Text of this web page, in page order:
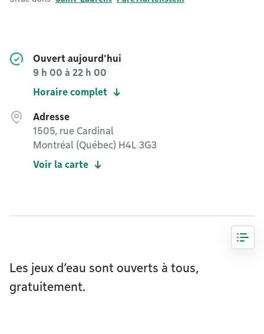
Ouvert aujourd'hui
9 h 00 à 22 h 00
Horaire complet
Adresse
1505, rue Cardinal
Montréal (Québec) H4L 3G3
Voir la carte
Les jeux d’eau sont ouverts à tous,
gratuitement.